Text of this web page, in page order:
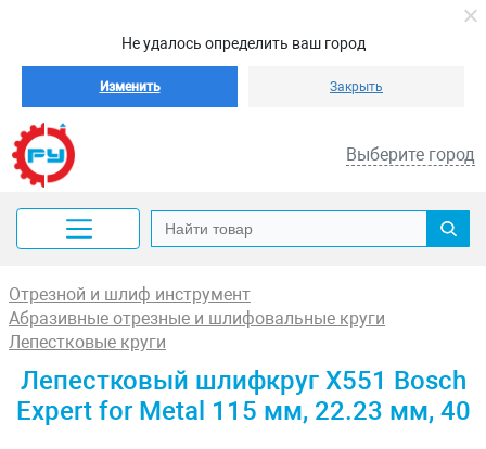
Не удалось определить ваш город
Изменить Закрыть
Выберите город
Отрезной и шлиф инструмент
Абразивные отрезные и шлифовальные круги
Лепестковые круги
Лепестковый шлифкруг X551 Bosch
Expert for Metal 115 мм, 22.23 мм, 40